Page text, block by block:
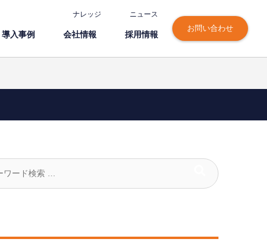
ナレッジ ニュース
導⼊事例 会社情報 採⽤情報
お問い合わせ